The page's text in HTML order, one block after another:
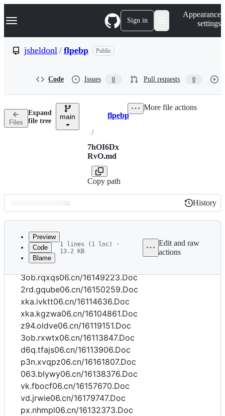
k
p
n
Navigation Menu Sign in
Appearance
settings
jsheldonl / flpebp Public
Code Issues 0 Pull requests 0
Files
Expand
file tree
main Breadcrumbs
flpebp
/
7hOI6Dx
RvO.md
Copy path
More file actions
Latest
commit
History
History
metadata
and
controls
Preview
Code
Blame
1 lines (1 loc) ·
13.2 KB
Edit and raw
actions
z94.uuojy06.cn/16107089.Doc
3ob.rqxqs06.cn/16149223.Doc
2rd.gqube06.cn/16150259.Doc
xka.ivktt06.cn/16114636.Doc
xka.kgzwa06.cn/16104861.Doc
z94.oldve06.cn/16119151.Doc
3ob.rxwtx06.cn/16113847.Doc
d6q.tfajs06.cn/16113906.Doc
p3n.xvqpz06.cn/16161807.Doc
063.blywy06.cn/16138376.Doc
vk.fbocf06.cn/16157670.Doc
vd.jrwie06.cn/16179747.Doc
px.nhmpl06.cn/16132373.Doc